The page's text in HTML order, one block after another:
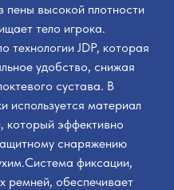
пены высокой плотности
тело игрока.
технологии JDP, которая
удобство, снижая
сустава. В
используется материал
который эффективно
снаряжению
фиксации,
ремней, обеспечивает